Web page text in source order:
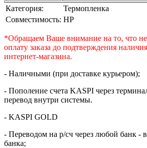
Категория:
Термопленка
Совместимость: HP
*Обращаем Ваше внимание на то, что не
оплату заказа до подтверждения
интернет-магазина.
- Наличными (при доставке курьером);
- Пополение счета KASPI через
перевод внутри системы.
- KASPI GOLD
- Переводом на р/сч через любой банк -
банка;